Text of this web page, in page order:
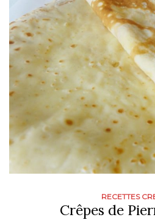
RECETTES
Crêpes de